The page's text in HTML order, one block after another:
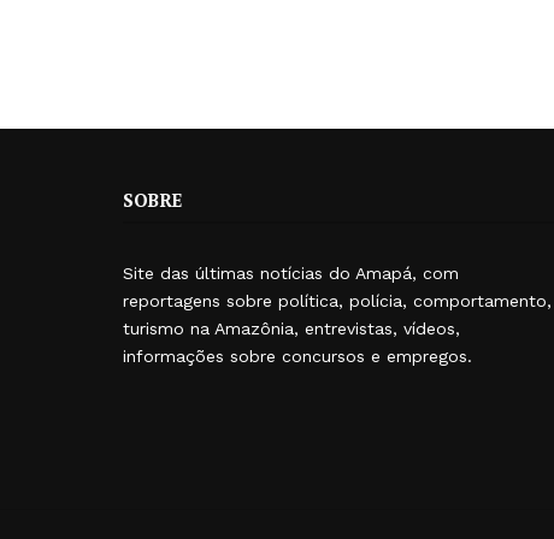
SOBRE
Site das últimas notícias do Amapá, com
reportagens sobre política, polícia, comportamento,
turismo na Amazônia, entrevistas, vídeos,
informações sobre concursos e empregos.